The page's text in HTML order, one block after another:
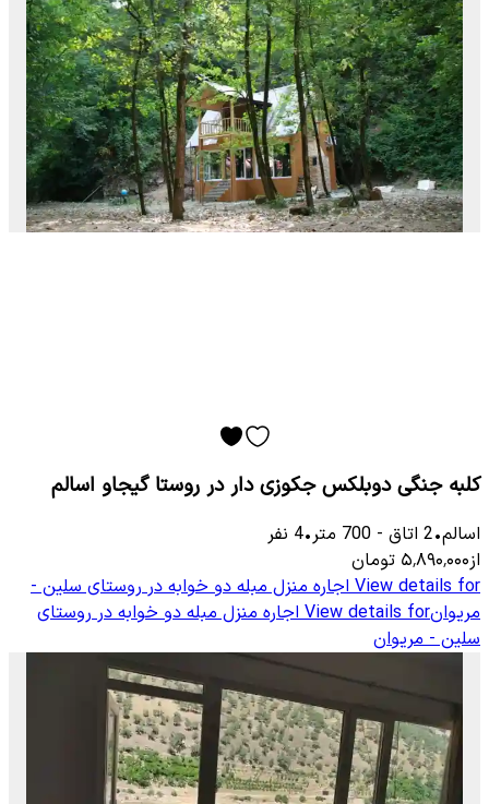
کلبه جنگی دوبلکس جکوزی دار در روستا گیجاو اسالم
اسالم•
2 اتاق -
700 متر•
4 نفر
از۵٬۸۹۰٬۰۰۰ تومان
View details for اجاره منزل مبله دو خوابه در روستای سلین -
مریوانView details for اجاره منزل مبله دو خوابه در روستای
سلین - مریوان